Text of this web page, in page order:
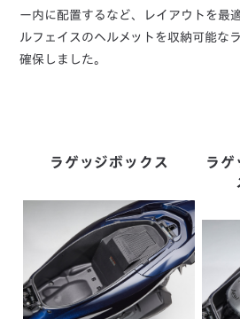
ー内に配置するなど、レイアウトを最
ルフェイスのヘルメットを収納可能な
確保しました。
ラゲッジボックス
ラゲ